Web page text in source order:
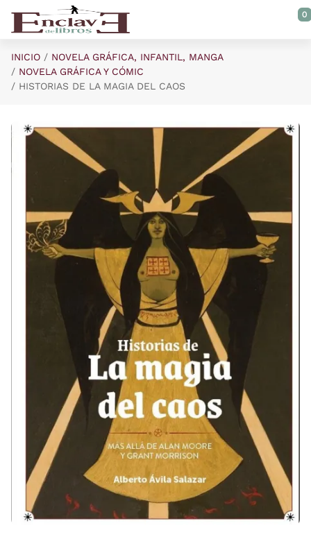
Saltar al contenido principal
0
INICIO
NOVELA GRÁFICA, INFANTIL, MANGA
NOVELA GRÁFICA Y CÓMIC
HISTORIAS DE LA MAGIA DEL CAOS